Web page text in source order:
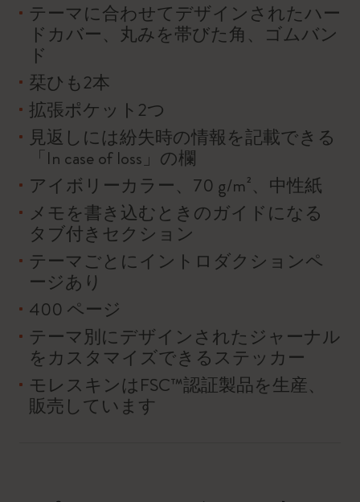
テーマに合わせてデザインされたハー
ドカバー、丸みを帯びた角、ゴムバン
ド
栞ひも2本
拡張ポケット2つ
見返しには紛失時の情報を記載できる
「In case of loss」の欄
アイボリーカラー、70 g/m²、中性紙
メモを書き込むときのガイドになる
タブ付きセクション
テーマごとにイントロダクションペ
ージあり
400 ページ
テーマ別にデザインされたジャーナル
をカスタマイズできるステッカー
モレスキンはFSC™認証製品を生産、
販売しています